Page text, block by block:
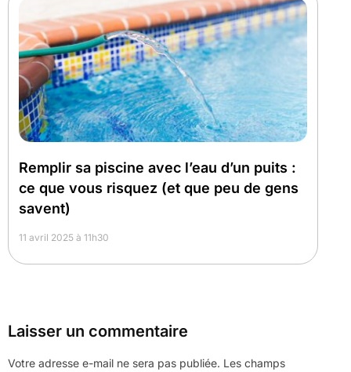
Remplir sa piscine avec l’eau d’un puits :
ce que vous risquez (et que peu de gens
savent)
11 avril 2025 à 11h30
Laisser un commentaire
Votre adresse e-mail ne sera pas publiée. Les champs